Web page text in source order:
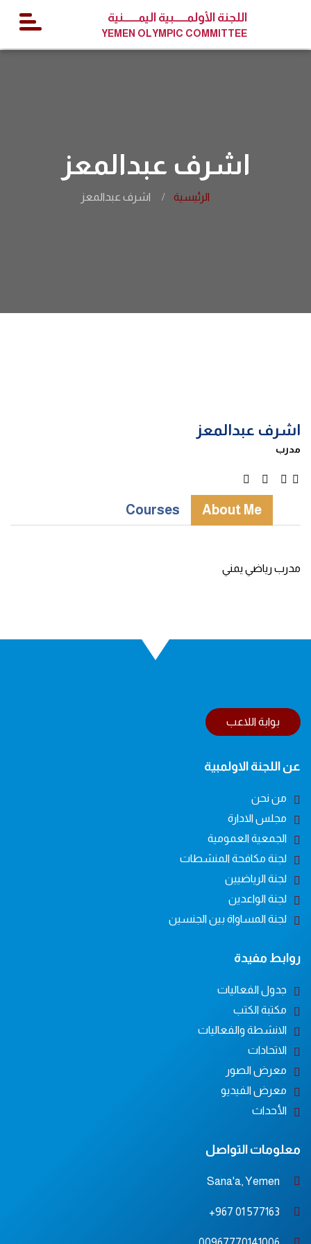
اللجنة الأولمــــــبية اليمـــــــنية
YEMEN OLYMPIC COMMITTEE
اشرف عبدالمعز
الرئيسية اشرف عبدالمعز
اشرف عبدالمعز
مدرب
About Me
Courses
مدرب رياضي يمني
بوابة اللاعب
عن اللجنة الاولمبية
من نحن
مجلس الادارة
الجمعية العمومية
لجنة مكافحة المنشطات
لجنة الرياضيين
لجنة الواعدين
لجنة المساواة بين الجنسين
روابط مفيدة
جدول الفعاليات
مكتبة الكتب
الانشطة والفعاليات
الاتحادات
معرض الصور
معرض الفيديو
الأحداث
معلومات التواصل
Sana'a, Yemen
577163 01 967+